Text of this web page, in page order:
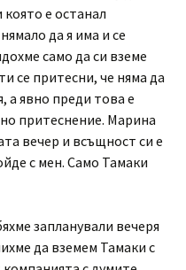
е останал
да я има и се
само да си вземе
се притесни, че няма да
а явно преди това е
притеснение. Марина
вечер и всъщност си е
с мен. Само Тамаки
запланували вечеря
да вземем Тамаки с